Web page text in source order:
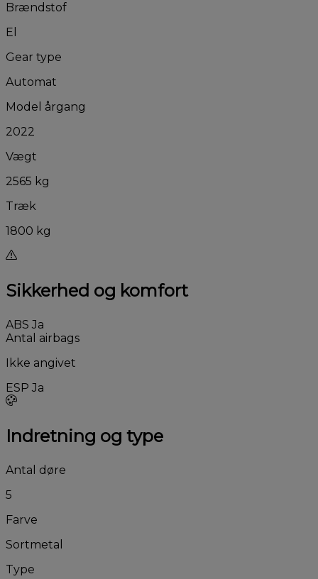
Brændstof
El
Gear type
Automat
Model årgang
2022
Vægt
2565 kg
Træk
1800 kg
Sikkerhed og komfort
ABS Ja
Antal airbags
Ikke angivet
ESP Ja
Indretning og type
Antal døre
5
Farve
Sortmetal
Type